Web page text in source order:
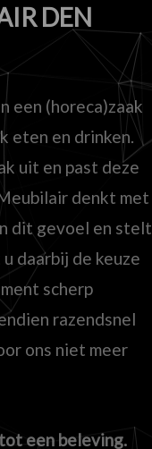
DEN
een (horeca)zaak
eten en drinken.
uit en past deze
denkt met
dit gevoel en stelt
daarbij de keuze
scherp
razendsnel
ons niet meer
een beleving.